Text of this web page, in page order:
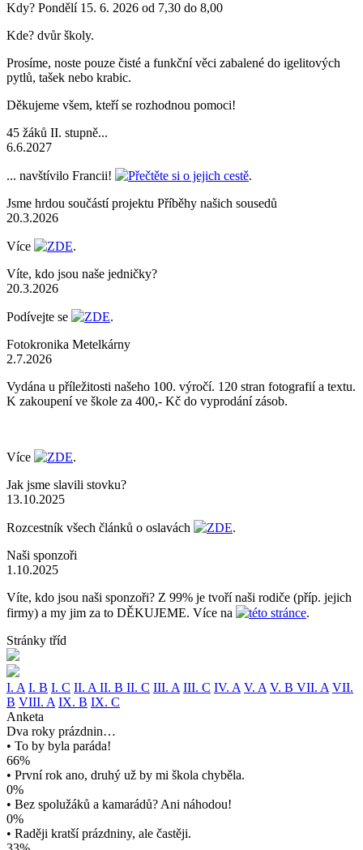
Kdy? Pondělí 15. 6. 2026 od 7,30 do 8,00
Kde? dvůr školy.
Prosíme, noste pouze čisté a funkční věci zabalené do igelitových
pytlů, tašek nebo krabic.
Děkujeme všem, kteří se rozhodnou pomoci!
45 žáků II. stupně...
6.6.2027
... navštívilo Francii! Přečtěte si o jejich cestě.
Jsme hrdou součástí projektu Příběhy našich sousedů
20.3.2026
Více ZDE.
Víte, kdo jsou naše jedničky?
20.3.2026
Podívejte se ZDE.
Fotokronika Metelkárny
2.7.2026
Vydána u příležitosti našeho 100. výročí. 120 stran fotografií a textu.
K zakoupení ve škole za 400,- Kč do vyprodání zásob.
Více ZDE.
Jak jsme slavili stovku?
13.10.2025
Rozcestník všech článků o oslavách ZDE.
Naši sponzoři
1.10.2025
Víte, kdo jsou naši sponzoři? Z 99% je tvoří naši rodiče (příp. jejich
firmy) a my jim za to DĚKUJEME. Více na
této stránce.
Stránky tříd
I. A I. B I. C II. A II. B II. C III. A III. C IV. A V. A V. B VII. A VII.
B VIII. A IX. B IX. C
Anketa
Dva roky prázdnin…
• To by byla paráda!
66%
• První rok ano, druhý už by mi škola chyběla.
0%
• Bez spolužáků a kamarádů? Ani náhodou!
0%
• Raději kratší prázdniny, ale častěji.